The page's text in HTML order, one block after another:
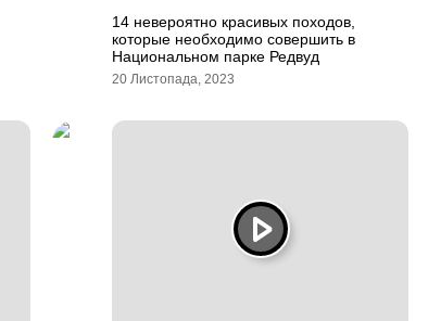
14 невероятно красивых походов,
которые необходимо совершить в
Национальном парке Редвуд
20 Листопада, 2023